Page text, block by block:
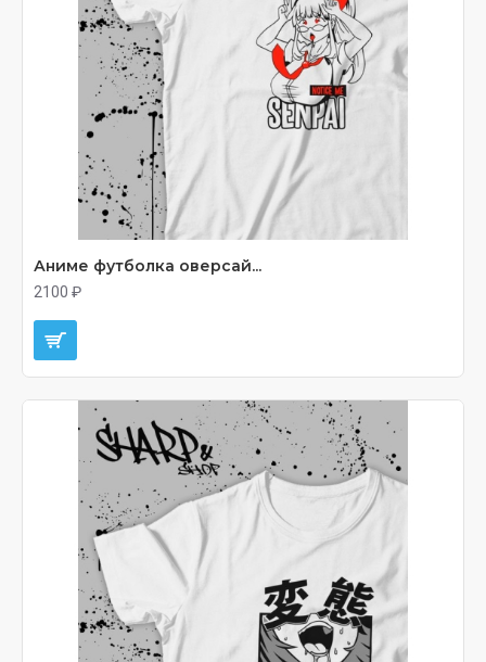
Аниме футболка оверсай...
2100 ₽